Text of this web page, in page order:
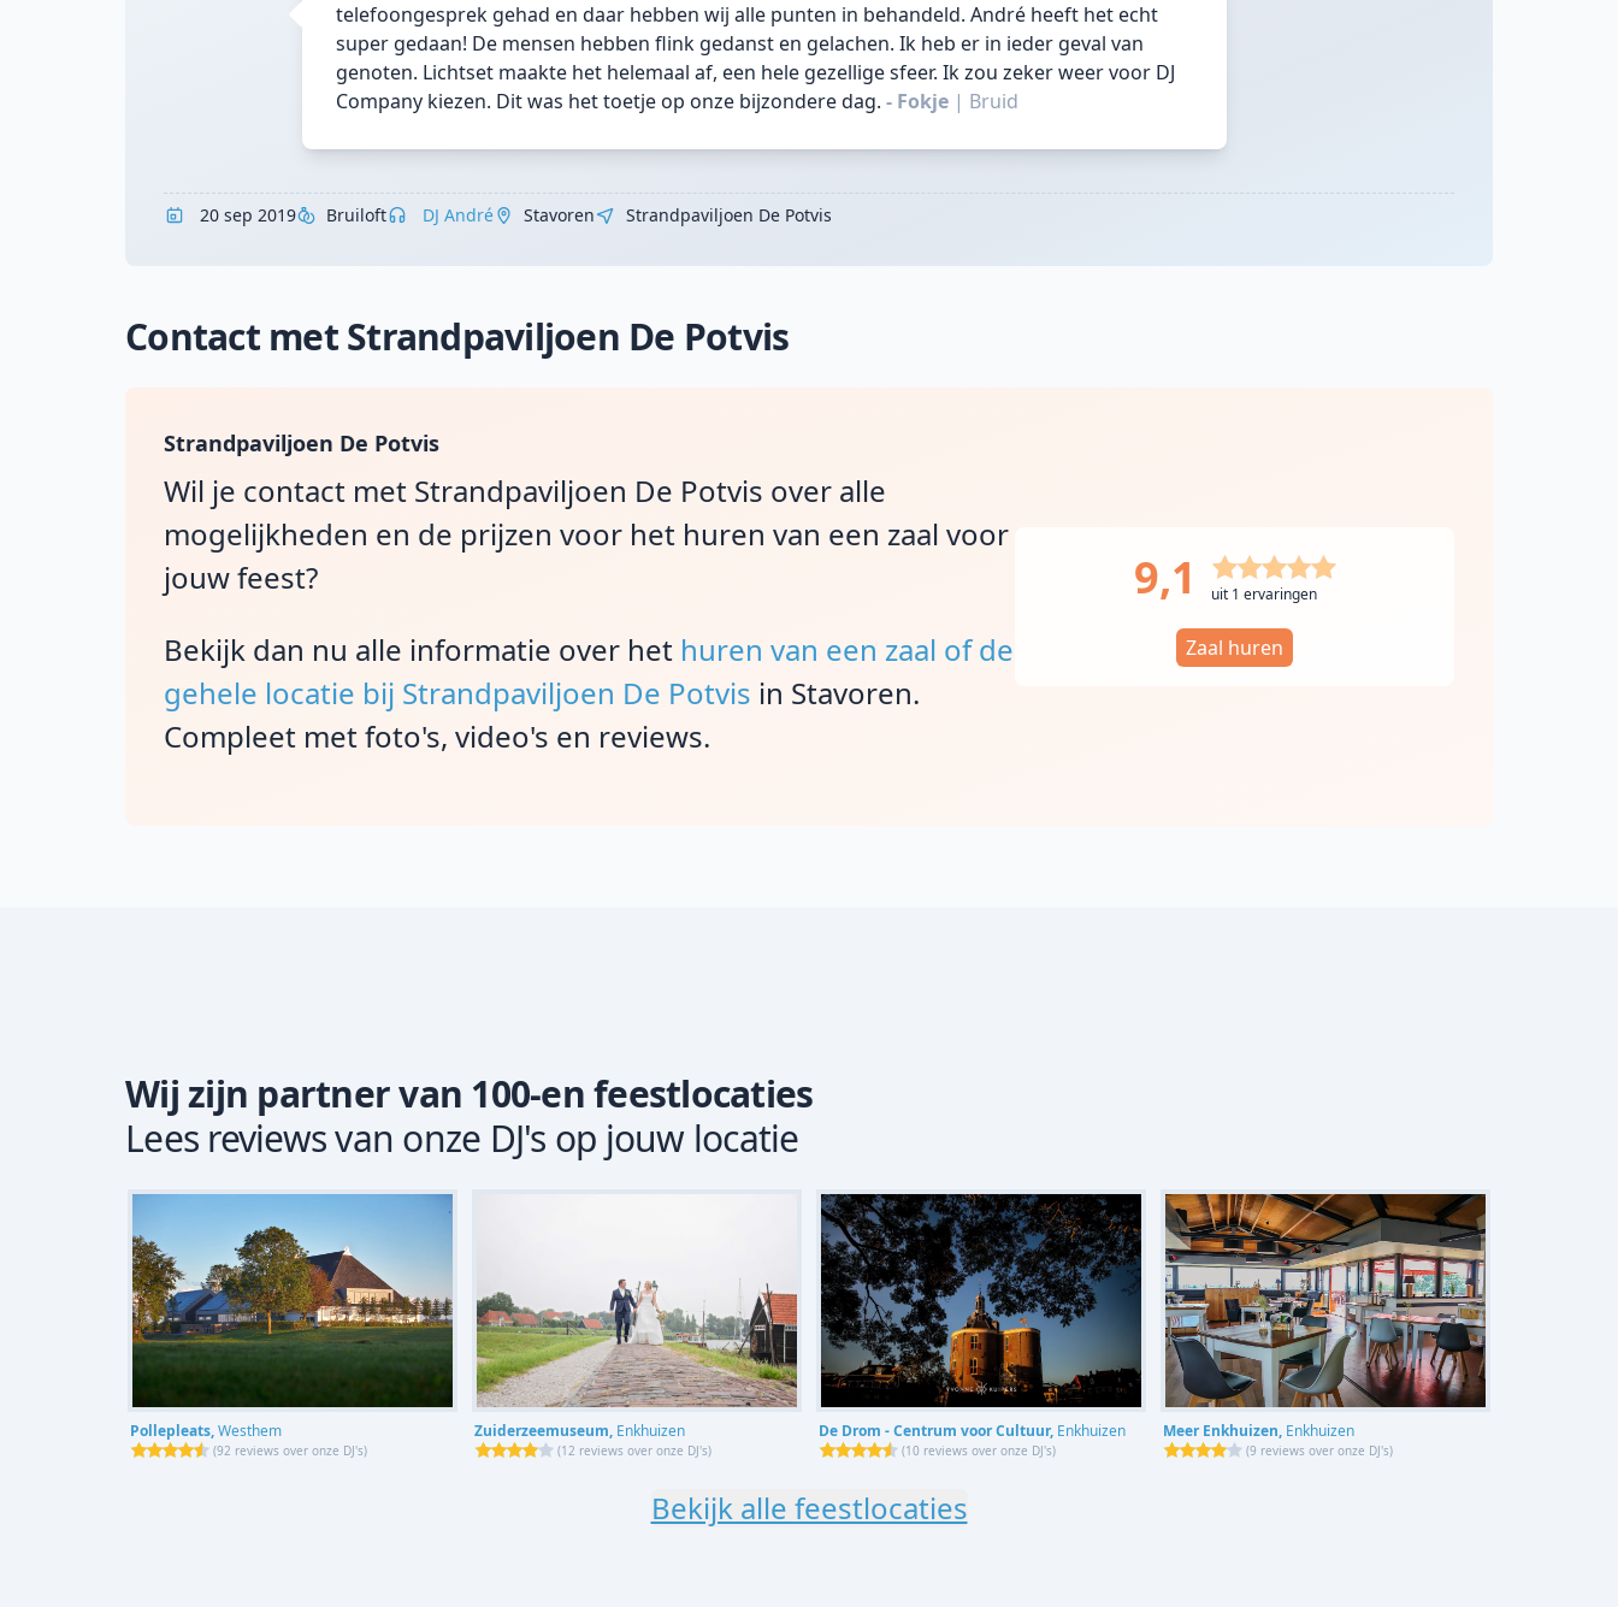
telefoongesprek gehad en daar hebben wij alle punten in behandeld. André heeft het echt
super gedaan! De mensen hebben flink gedanst en gelachen. Ik heb er in ieder geval van
genoten. Lichtset maakte het helemaal af, een hele gezellige sfeer. Ik zou zeker weer voor DJ
Company kiezen. Dit was het toetje op onze bijzondere dag. - Fokje | Bruid
20 sep 2019 Bruiloft DJ André Stavoren Strandpaviljoen De Potvis
Contact met Strandpaviljoen De Potvis
Strandpaviljoen De Potvis
Wil je contact met Strandpaviljoen De Potvis over alle
mogelijkheden en de prijzen voor het huren van een zaal voor
jouw feest?
Bekijk dan nu alle informatie over het huren van een zaal of de
gehele locatie bij Strandpaviljoen De Potvis in Stavoren.
Compleet met foto's, video's en reviews.
9,1 uit 1 ervaringen
Zaal huren
Wij zijn partner van 100-en feestlocaties
Lees reviews van onze DJ's op jouw locatie
Pollepleats,Westhem
(92 reviews over onze DJ's)
Zuiderzeemuseum, Enkhuizen
(12 reviews over onze DJ's)
De Drom - Centrum voor Cultuur, Enkhuizen
(10 reviews over onze DJ's)
Meer Enkhuizen, Enkhuizen
(9 reviews over onze DJ's)
Bekijk alle feestlocaties